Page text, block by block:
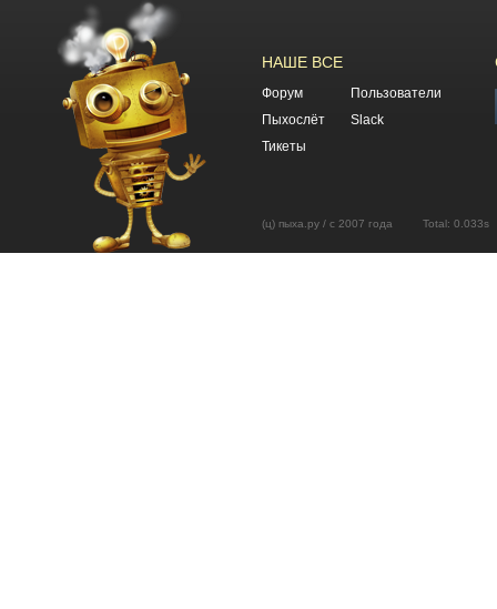
НАШЕ ВСЕ
Форум
Пользователи
Пыхослёт
Slack
Тикеты
(ц) пыха.ру / с 2007 года Total: